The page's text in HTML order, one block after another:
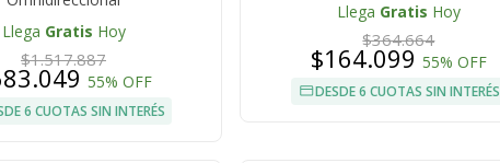
Llega Gratis Hoy
$1.517.887
55% OFF
6 CUOTAS SIN INTERÉS
Llega Gratis Hoy
$364.664
$164.099 55% OFF
DESDE 6 CUOTAS SIN INTERÉS